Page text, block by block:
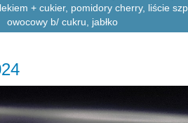
+ cukier, pomidory cherry, liście
owocowy b/ cukru, jabłko